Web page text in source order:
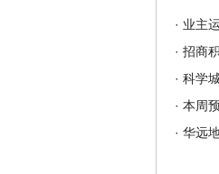
· 业主
· 招商
· 科学
· 本周
· 华远